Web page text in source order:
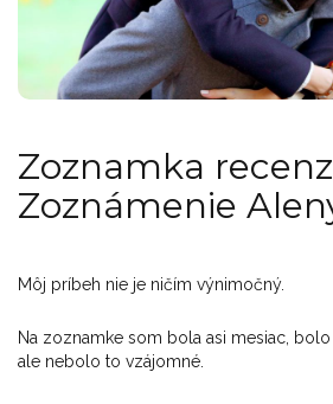
Zoznamka
Zoznámenie
Môj príbeh nie je ničím výnimočný.
Na zoznamke som bola asi mesiac,
ale nebolo to vzájomné.